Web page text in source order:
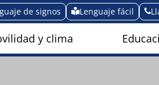
de signos Lenguaje fácil
y clima